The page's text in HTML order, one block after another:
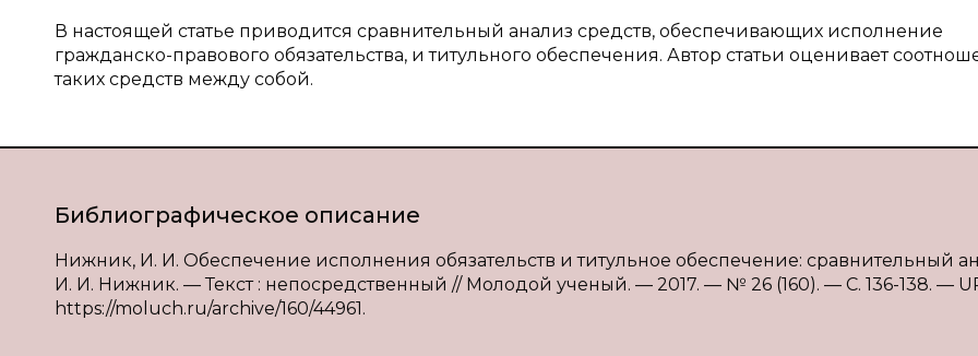
В настоящей статье приводится сравнительный анализ средств, обеспечивающих исполнение
гражданско-правового обязательства, и титульного обеспечения. Автор статьи оценивает
таких средств между собой.
Библиографическое описание
Нижник, И. И. Обеспечение исполнения обязательств и титульное обеспечение: сравнительный
И. И. Нижник. — Текст : непосредственный // Молодой ученый. — 2017. — № 26 (160). — С. 136-138. —
https://moluch.ru/archive/160/44961.